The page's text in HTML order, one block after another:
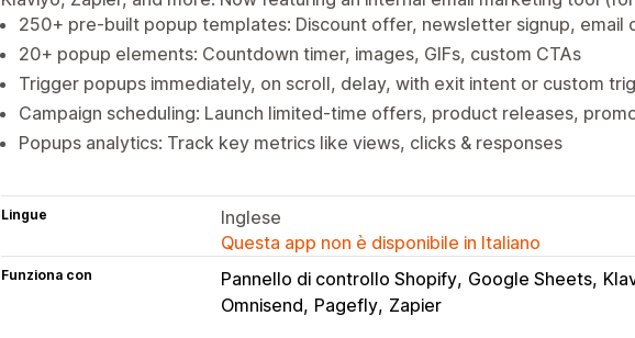
250+ pre-built popup templates: Discount offer, newsletter signup, email
20+ popup elements: Countdown timer, images, GIFs, custom CTAs
Trigger popups immediately, on scroll, delay, with exit intent or custom
Campaign scheduling: Launch limited-time offers, product releases,
Popups analytics: Track key metrics like views, clicks & responses
Lingue
Inglese
Questa app non è disponibile in Italiano
Funziona con Pannello di controllo Shopify Google Sheets
Omnisend Pagefly Zapier